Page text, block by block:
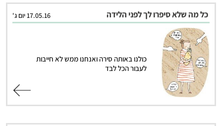
כל מה שלא סיפרו לך לפני הלידה 17.05.16 יום ג'
כולנו באותה סירה ואנחנו ממש לא חייבות
לעבור הכל לבד